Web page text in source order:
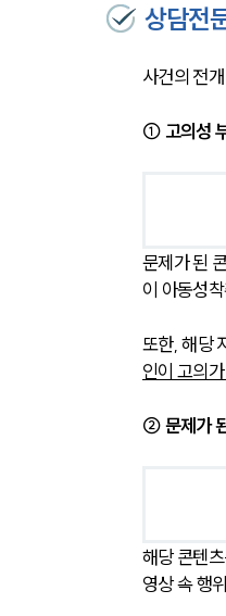
상담전
사건의 전
① 고의성
문제가 된
이 아동성
또한, 해당
인이 고의
② 문제가
해당 콘텐
영상 속 행